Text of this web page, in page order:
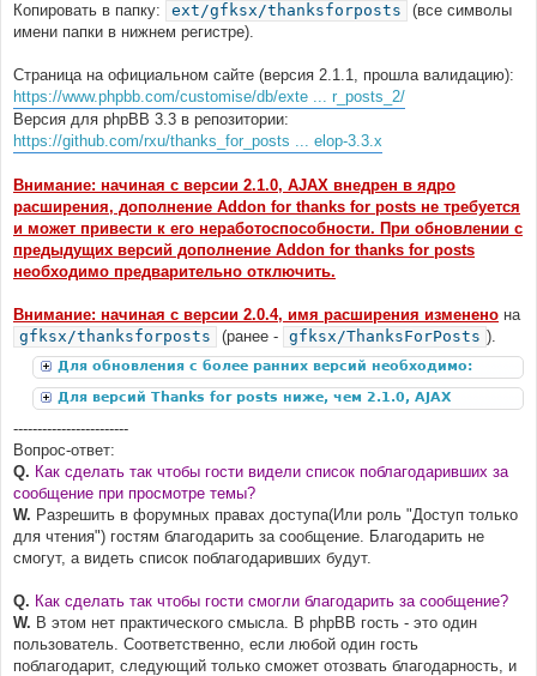
н
и
Копировать в папку:
ext/gfksx/thanksforposts
(все символы
имени папки в нижнем регистре).
Страница на официальном сайте (версия 2.1.1, прошла валидацию):
https://www.phpbb.com/customise/db/exte ... r_posts_2/
Версия для phpBB 3.3 в репозитории:
https://github.com/rxu/thanks_for_posts ... elop-3.3.x
Внимание: начиная с версии 2.1.0, AJAX внедрен в ядро
расширения, дополнение Addon for thanks for posts не требуется
и может привести к его неработоспособности. При обновлении с
предыдущих версий дополнение Addon for thanks for posts
необходимо предварительно отключить.
Внимание: начиная с версии 2.0.4, имя расширения изменено на
gfksx/thanksforposts
(ранее - gfksx/ThanksForPosts ).
Для обновления с более ранних версий необходимо:
Для версий Thanks for posts ниже, чем 2.1.0, AJAX
------------------------
Вопрос-ответ:
Q. Как сделать так чтобы гости видели список поблагодаривших за
сообщение при просмотре темы?
W. Разрешить в форумных правах доступа(Или роль "Доступ только
для чтения") гостям благодарить за сообщение. Благодарить не
смогут, а видеть список поблагодаривших будут.
Q. Как сделать так чтобы гости смогли благодарить за сообщение?
W. В этом нет практического смысла. В phpBB гость - это один
пользователь. Соответственно, если любой один гость
поблагодарит, следующий только сможет отозвать благодарность, и